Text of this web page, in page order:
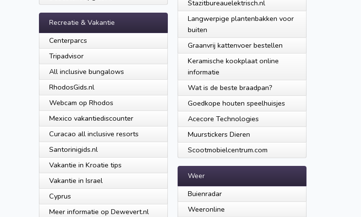
Recreatie & Vakantie
Centerparcs
Tripadvisor
All inclusive bungalows
RhodosGids.nl
Webcam op Rhodos
Mexico vakantiediscounter
Curacao all inclusive resorts
Santorinigids.nl
Vakantie in Kroatie tips
Vakantie in Israel
Cyprus
Meer informatie op Dewevert.nl
Stazitbureauelektrisch.nl
Langwerpige plantenbakken voor
buiten
Graanvrij kattenvoer bestellen
Keramische kookplaat online
informatie
Wat is de beste braadpan?
Goedkope houten speelhuisjes
Acecore Technologies
Muurstickers Dieren
Scootmobielcentrum.com
Weer
Buienradar
Weeronline